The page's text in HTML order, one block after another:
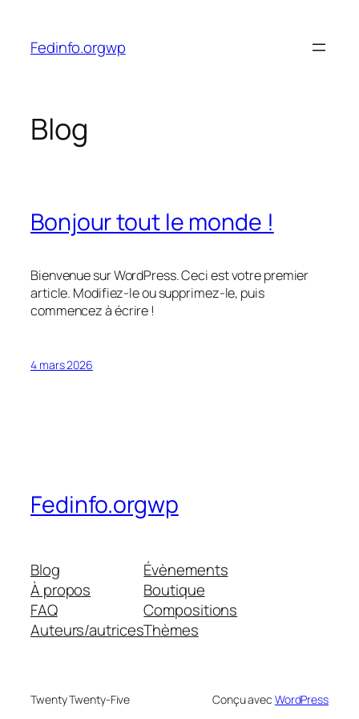
contenu
Fedinfo.orgwp
Blog
Bonjour tout le monde !
Bienvenue sur WordPress. Ceci est votre premier
article. Modifiez-le ou supprimez-le, puis
commencez à écrire !
4 mars 2026
Fedinfo.orgwp
Blog
À propos
FAQ
Auteurs/autrices
Évènements
Boutique
Compositions
Thèmes
Twenty Twenty-Five Conçu avec WordPress